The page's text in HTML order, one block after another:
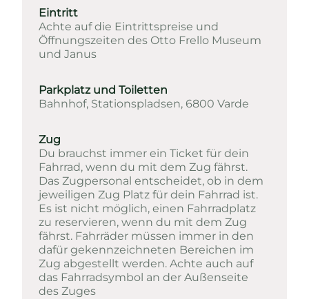
Eintritt
Achte auf die Eintrittspreise und
Öffnungszeiten des Otto Frello Museum
und Janus
Parkplatz und Toiletten
Bahnhof, Stationspladsen, 6800 Varde
Zug
Du brauchst immer ein Ticket für dein
Fahrrad, wenn du mit dem Zug fährst.
Das Zugpersonal entscheidet, ob in dem
jeweiligen Zug Platz für dein Fahrrad ist.
Es ist nicht möglich, einen Fahrradplatz
zu reservieren, wenn du mit dem Zug
fährst. Fahrräder müssen immer in den
dafür gekennzeichneten Bereichen im
Zug abgestellt werden. Achte auch auf
das Fahrradsymbol an der Außenseite
des Zuges